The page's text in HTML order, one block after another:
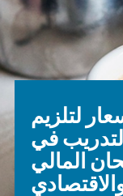
لتلزيم
في
المالي